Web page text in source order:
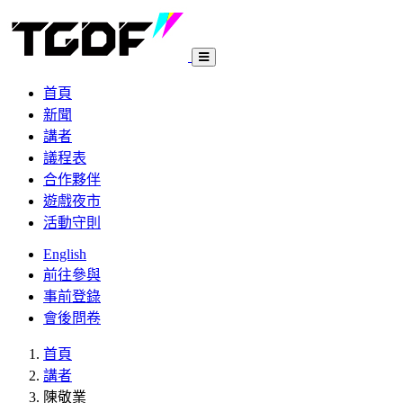
首頁
新聞
講者
議程表
合作夥伴
遊戲夜市
活動守則
English
前往參與
事前登錄
會後問卷
首頁
講者
陳敬業